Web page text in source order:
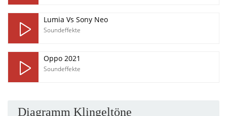
Lumia Vs Sony Neo
Soundeffekte
Oppo 2021
Soundeffekte
Diagramm Klingeltöne